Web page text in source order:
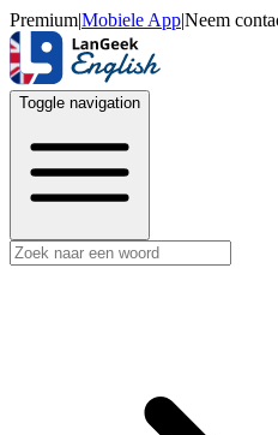
Premium|Mobiele App|Neem
Toggle navigation